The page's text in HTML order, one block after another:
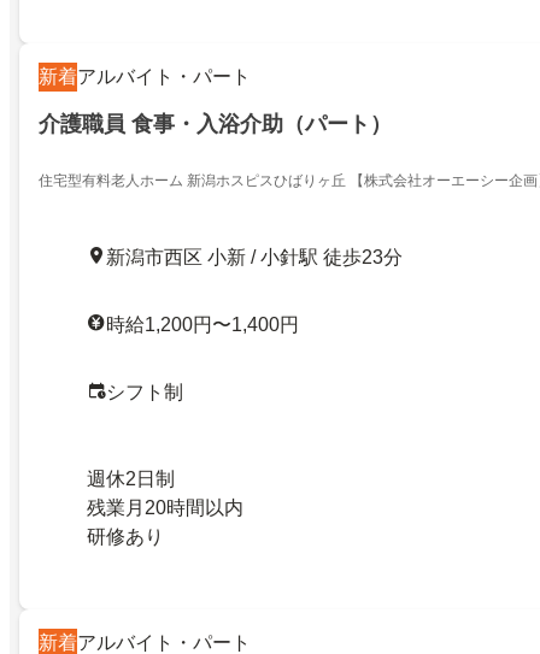
新着アルバイト・パート
介護職員 食事・入浴介助（パート）
住宅型有料老人ホーム 新潟ホスピスひばりヶ丘 【株式会社オーエーシー企
新潟市西区 小新 / 小針駅 徒歩23分
時給1,200円〜1,400円
シフト制
週休2日制
残業月20時間以内
研修あり
新着アルバイト・パート